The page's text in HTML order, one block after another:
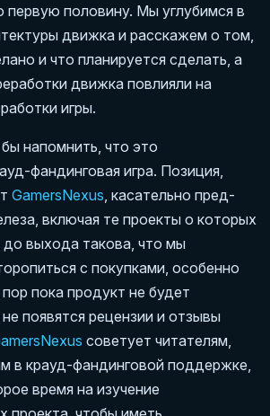
первую половину. Мы углубимся в
движка и расскажем о том,
и что планируется сделать, а
движка повлияли на
игры.
напомнить, что это
фандинговая игра. Позиция,
GamersNexus, касательно пред-
включая те проекты о которых
выхода такова, что мы
с покупками, особенно
пока продукт не будет
появятся рецензии и отзывы
советует читателям,
в крауд-фандинговой поддержке,
время на изучение